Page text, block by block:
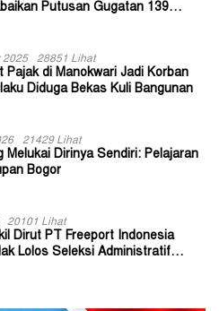
Putusan Gugatan 139
2025 28851 Lihat
Pajak di Manokwari Jadi Korban
Diduga Bekas Kuli Bangunan
21429 Lihat
Melukai Dirinya Sendiri: Pelajaran
Bogor
20101 Lihat
Dirut PT Freeport Indonesia
Lolos Seleksi Administratif